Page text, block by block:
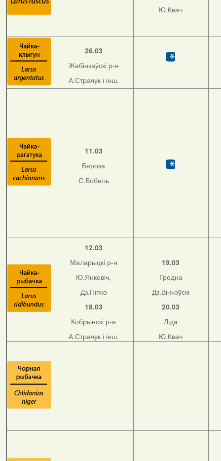
Ю.Квач
26.03
Жабінкаўскі р-н
А.Страчук і інш.
11.03
Бяроза
С.Бобель
12.03
Маларыцкі р-н
Ю.Янкевіч,
Дз.Піпко
18.03
Кобрынскі р-н
А.Страчук і інш.
19.03
Гродна
Дз.Вінчэўскі
20.03
Ліда
Ю.Квач